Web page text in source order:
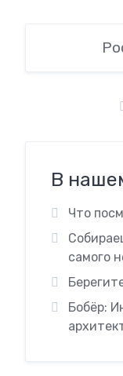
В
Что
самого
Бобёр: